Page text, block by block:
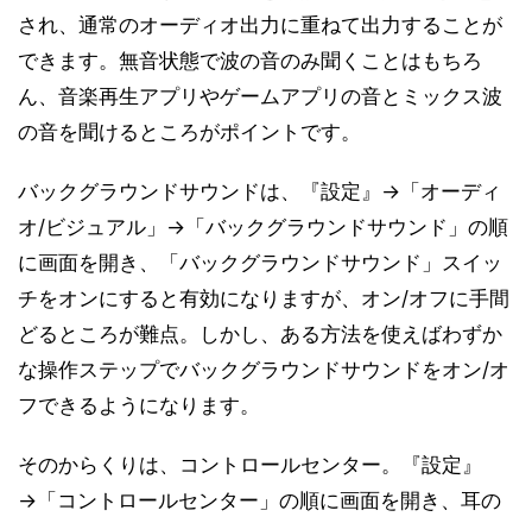
され、通常のオーディオ出力に重ねて出力することが
できます。無音状態で波の音のみ聞くことはもちろ
ん、音楽再生アプリやゲームアプリの音とミックス波
の音を聞けるところがポイントです。
バックグラウンドサウンドは、『設定』→「オーディ
オ/ビジュアル」→「バックグラウンドサウンド」の順
に画面を開き、「バックグラウンドサウンド」スイッ
チをオンにすると有効になりますが、オン/オフに手間
どるところが難点。しかし、ある方法を使えばわずか
な操作ステップでバックグラウンドサウンドをオン/オ
フできるようになります。
そのからくりは、コントロールセンター。『設定』
→「コントロールセンター」の順に画面を開き、耳の